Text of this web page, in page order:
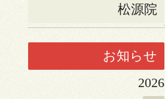
松源院
お知らせ
2026